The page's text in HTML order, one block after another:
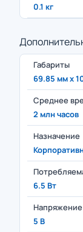
0.1 кг
Габариты
69.85 мм x
Среднее
2 млн часов
Назначение
6.5 Вт
Напряжение
5 В